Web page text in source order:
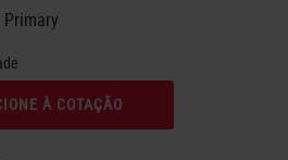
Primary
À COTAÇÃO